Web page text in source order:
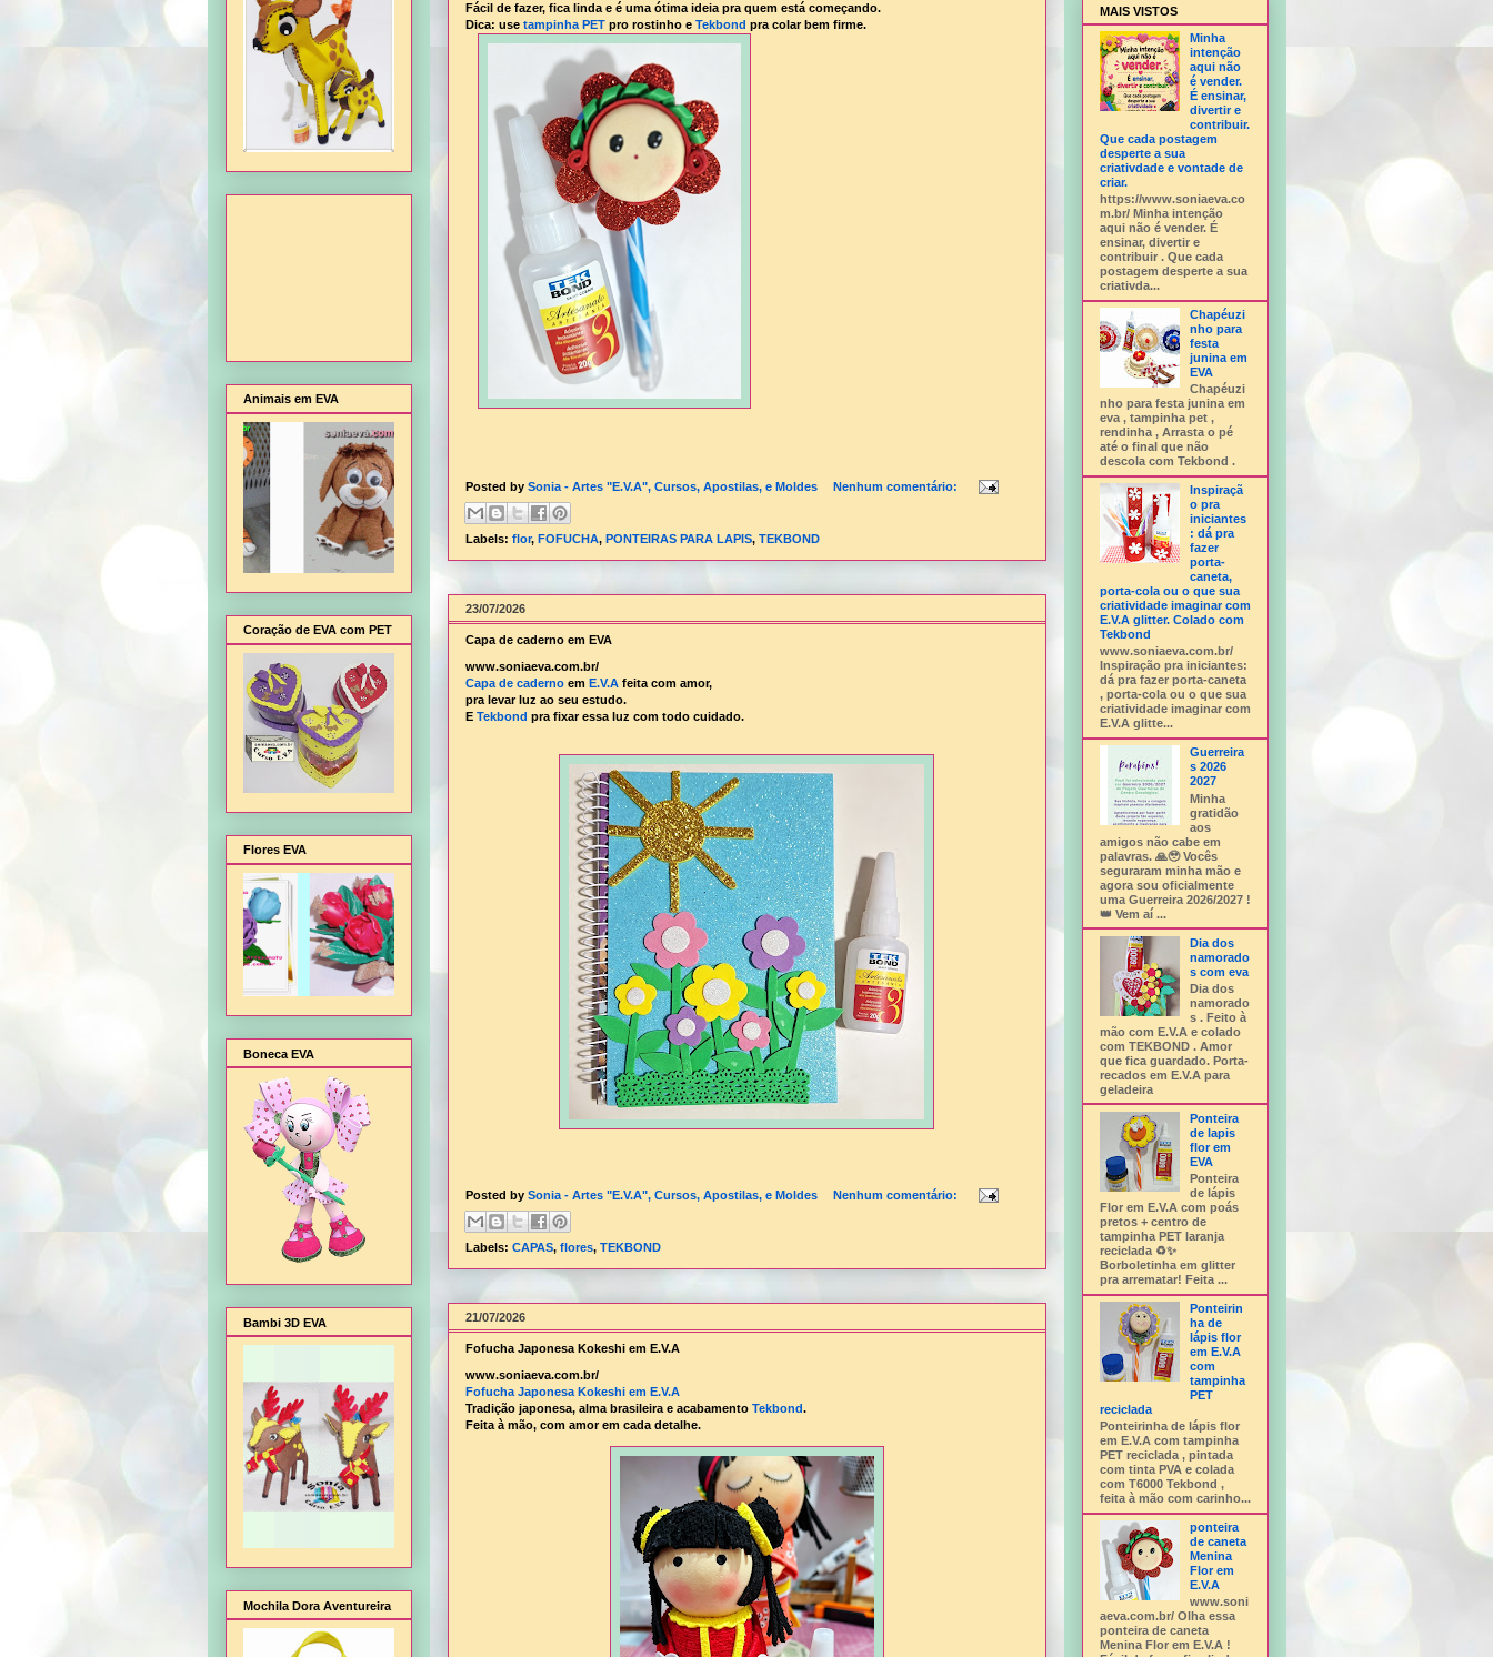
Fácil de fazer, fica linda e é uma ótima ideia pra quem está começando.
Dica: use tampinha PETpro rostinho e Tekbond pra colar bem firme.
Posted by Sonia - Artes "E.V.A", Cursos, Apostilas, e Moldes Nenhum comentário:
Labels: flor, FOFUCHA, PONTEIRAS PARA LAPIS, TEKBOND
23/07/2026
Capa de caderno em EVA
www.soniaeva.com.br/
Capa de cadernoem E.V.Afeita com amor,
pra levar luz ao seu estudo.
E Tekbond pra fixar essa luz com todo cuidado.
Posted by Sonia - Artes "E.V.A", Cursos, Apostilas, e Moldes Nenhum comentário:
Labels: CAPAS, flores, TEKBOND
21/07/2026
Fofucha Japonesa Kokeshi em E.V.A
www.soniaeva.com.br/
Fofucha Japonesa Kokeshi em E.V.A
Tradição japonesa, alma brasileira e acabamento Tekbond.
Feita à mão, com amor em cada detalhe.
Animais em EVA
Coração de EVA com PET
Flores EVA
Boneca EVA
Bambi 3D EVA
Mochila Dora Aventureira
MAIS VISTOS
Minha
intenção
aqui não
é vender.
É ensinar,
divertir e
contribuir.
Que cada postagem
desperte a sua
criativdade e vontade de
criar.
https://www.soniaeva.co
m.br/ Minha intenção
aqui não é vender. É
ensinar, divertir e
contribuir . Que cada
postagem desperte a sua
criativda...
Chapéuzi
nho para
festa
junina em
EVA
Chapéuzi
nho para festa junina em
eva , tampinha pet ,
rendinha , Arrasta o pé
até o final que não
descola com Tekbond .
Inspiraçã
o pra
iniciantes
: dá pra
fazer
porta-
caneta,
porta-cola ou o que sua
criatividade imaginar com
E.V.A glitter. Colado com
Tekbond
www.soniaeva.com.br/
Inspiração pra iniciantes:
dá pra fazer porta-caneta
, porta-cola ou o que sua
criatividade imaginar com
E.V.A glitte...
Guerreira
s 2026
2027
Minha
gratidão
aos
amigos não cabe em
palavras. 🙏🥹 Vocês
seguraram minha mão e
agora sou oficialmente
uma Guerreira 2026/2027 !
👑 Vem aí ...
Dia dos
namorado
s com eva
Dia dos
namorado
s . Feito à
mão com E.V.A e colado
com TEKBOND . Amor
que fica guardado. Porta-
recados em E.V.A para
geladeira
Ponteira
de lapis
flor em
EVA
Ponteira
de lápis
Flor em E.V.A com poás
pretos + centro de
tampinha PET laranja
reciclada ♻️✨
Borboletinha em glitter
pra arrematar! Feita ...
Ponteirin
ha de
lápis flor
em E.V.A
com
tampinha
PET
reciclada
Ponteirinha de lápis flor
em E.V.A com tampinha
PET reciclada , pintada
com tinta PVA e colada
com T6000 Tekbond ,
feita à mão com carinho...
ponteira
de caneta
Menina
Flor em
E.V.A
www.soni
aeva.com.br/ Olha essa
ponteira de caneta
Menina Flor em E.V.A !